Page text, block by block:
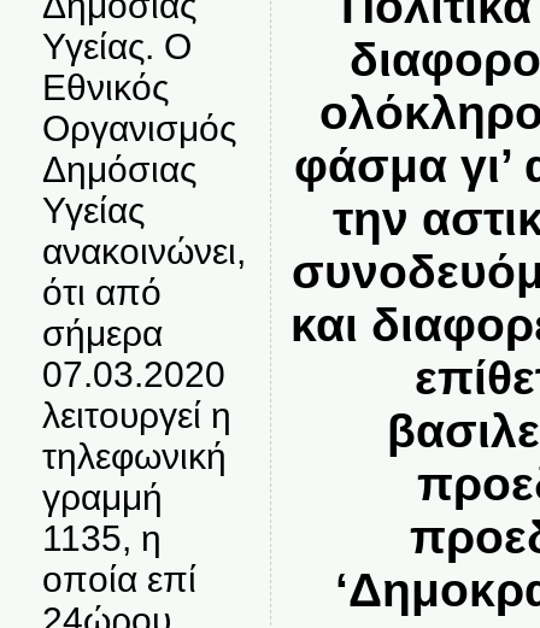
Υγείας. Ο
Εθνικός
Οργανισμός
Δημόσιας
Υγείας
ανακοινώνει,
ότι από
σήμερα
07.03.2020
λειτουργεί η
τηλεφωνική
γραμμή
1135, η
οποία επί
φάσμα γι’
την
και